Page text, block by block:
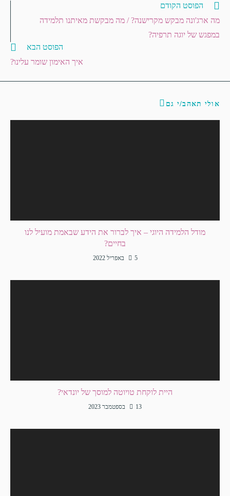
הפוסט הקודם
מה ארג'ונה מבקש מקרישנה? / מה מבקשת מאיתנו תלמידה
במפגש של יוגה תרפיה?
הפוסט הבא
איך האימון שומר עלינו?
אולי תאהב/י גם
מודל הלמידה היוגי – איך לברור את הידע שבאמת מועיל לנו
בחיים?
5 באפריל 2022
היית לוקחת טויוטה למוסך של יונדאי?
13 בספטמבר 2023